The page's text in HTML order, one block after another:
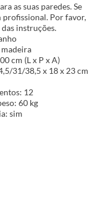
as suas paredes. Se
profissional. Por favor,
das instruções.
cm (L x P x A)
31/38,5 x 18 x 23 cm
12
60 kg
sim